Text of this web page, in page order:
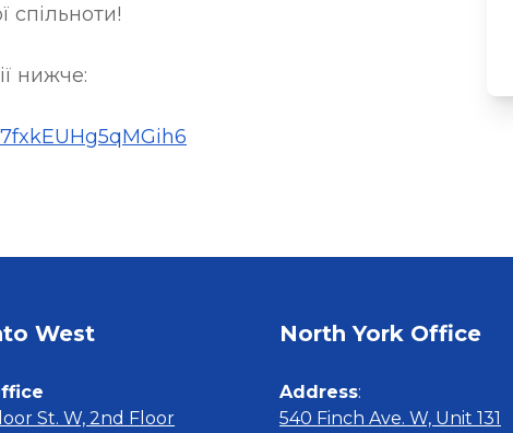
спільноти!
нижче:
West
St. W, 2nd Floor
North York Office
Address
540 Finch Ave. W, Unit 131